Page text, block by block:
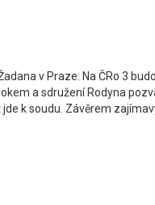
v Praze. Na ČRo 3
a sdružení Rodyna
k soudu. Závěrem